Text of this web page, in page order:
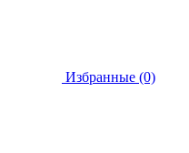
Избранные (0)